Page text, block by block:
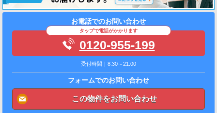
お電話でのお問い合わせ
タップで電話がかかります
0120-955-199
受付時間｜8:30～21:00
フォームでのお問い合わせ
この物件をお問い合わせ